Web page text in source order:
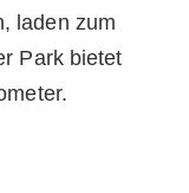
laden zum
Park bietet